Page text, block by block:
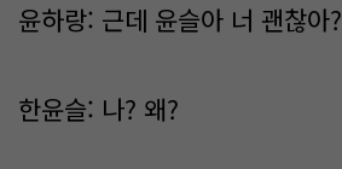
윤하랑: 근데 윤슬아 너 괜찮아?
한윤슬: 나? 왜?